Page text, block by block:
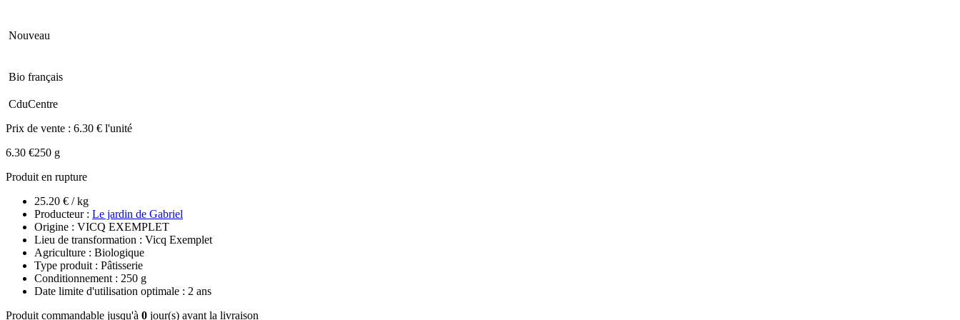
Nouveau
Bio français
CduCentre
Prix de vente : 6.30 € l'unité
6.30 €250 g
Produit en rupture
25.20 € / kg
Producteur : Le jardin de Gabriel
Origine : VICQ EXEMPLET
Lieu de transformation : Vicq Exemplet
Agriculture : Biologique
Type produit : Pâtisserie
Conditionnement : 250 g
Date limite d'utilisation optimale : 2 ans
Produit commandable jusqu'à 0 jour(s) avant la livraison